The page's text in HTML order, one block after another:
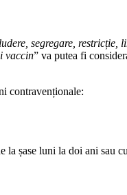
segregare, restricție,
vaccin” va putea fi
contravenționale:
la șase luni la doi ani sau